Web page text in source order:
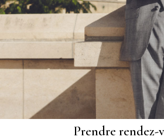
Prendre rendez-